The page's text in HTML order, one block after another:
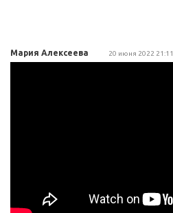
Мария Алексеева 20 июня 2022 21:11